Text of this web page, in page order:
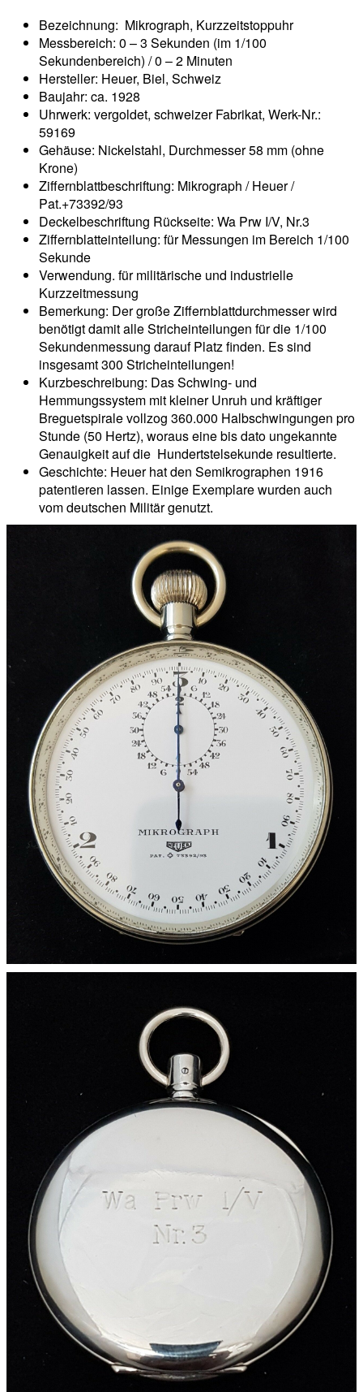
Bezeichnung: Mikrograph, Kurzzeitstoppuhr
Messbereich: 0 – 3 Sekunden (im 1/100
Sekundenbereich) / 0 – 2 Minuten
Hersteller: Heuer, Biel, Schweiz
Baujahr: ca. 1928
Uhrwerk: vergoldet, schweizer Fabrikat, Werk-Nr.:
59169
Gehäuse: Nickelstahl, Durchmesser 58 mm (ohne
Krone)
Ziffernblattbeschriftung: Mikrograph / Heuer /
Pat.+73392/93
Deckelbeschriftung Rückseite: Wa Prw I/V, Nr.3
Ziffernblatteinteilung: für Messungen im Bereich 1/100
Sekunde
Verwendung. für militärische und industrielle
Kurzzeitmessung
Bemerkung: Der große Ziffernblattdurchmesser wird
benötigt damit alle Stricheinteilungen für die 1/100
Sekundenmessung darauf Platz finden. Es sind
insgesamt 300 Stricheinteilungen!
Kurzbeschreibung: Das Schwing- und
Hemmungssystem mit kleiner Unruh und kräftiger
Breguetspirale vollzog 360.000 Halbschwingungen pro
Stunde (50 Hertz), woraus eine bis dato ungekannte
Genauigkeit auf die Hundertstelsekunde re­sultierte.
Geschichte: Heuer hat den Semikrographen 1916
patentieren lassen. Einige Exemplare wurden auch
vom deutschen Militär genutzt.